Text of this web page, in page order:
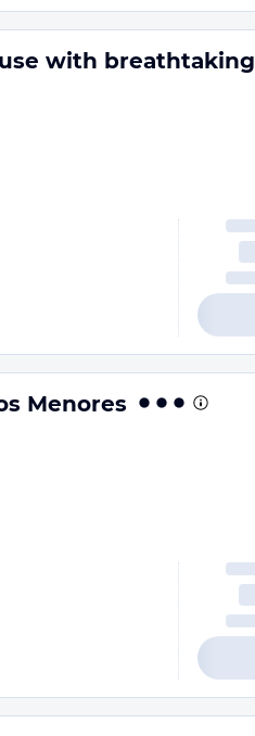
with
Menores